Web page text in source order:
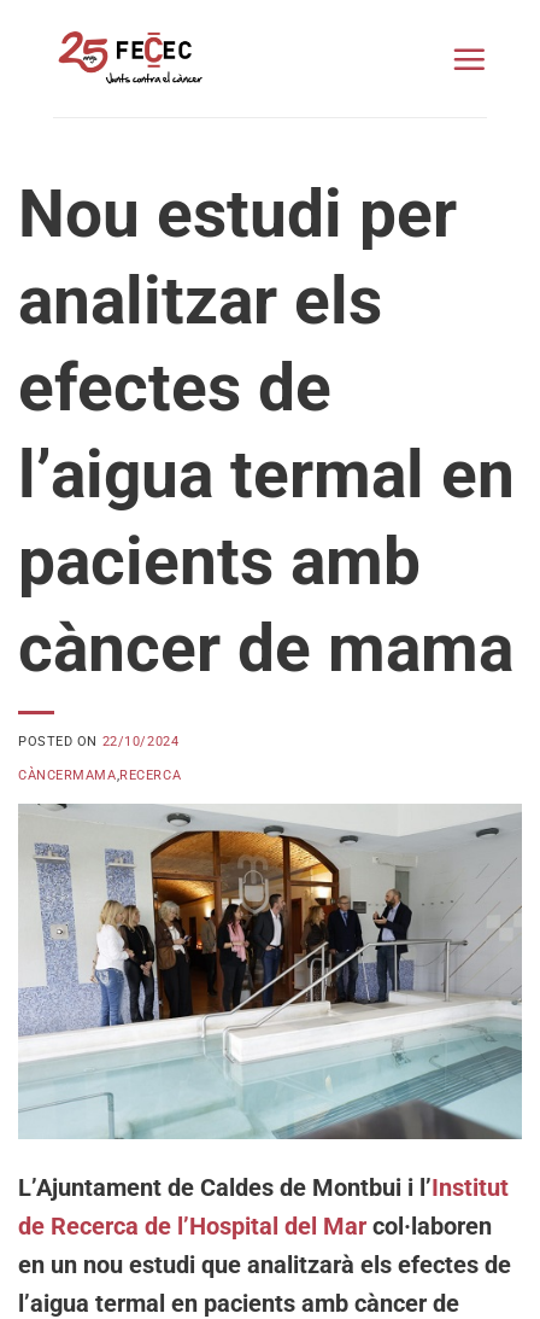
Nou estudi per
analitzar els
efectes de
l’aigua termal en
pacients amb
càncer de mama
POSTED ON 22/10/2024
CÀNCERMAMA,RECERCA
L’Ajuntament de Caldes de Montbui i l’Institut
de Recerca de l’Hospital del Mar col·laboren
en un nou estudi que analitzarà els efectes de
l’aigua termal en pacients amb càncer de